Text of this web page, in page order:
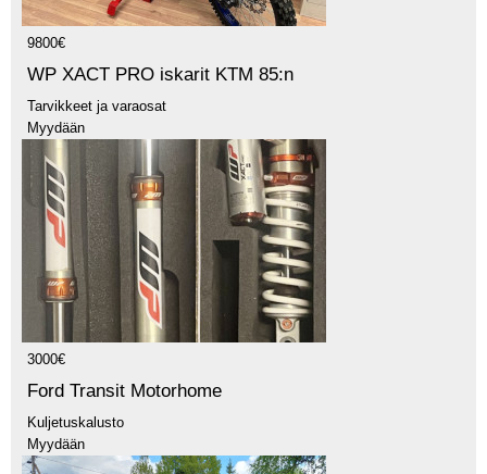
9800€
WP XACT PRO iskarit KTM 85:n
Tarvikkeet ja varaosat
Myydään
3000€
Ford Transit Motorhome
Kuljetuskalusto
Myydään